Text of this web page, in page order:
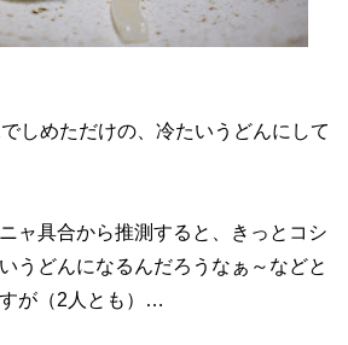
しめただけの、冷たいうどんにして
ャ具合から推測すると、きっとコシ
うどんになるんだろうなぁ～などと
が（2人とも）…